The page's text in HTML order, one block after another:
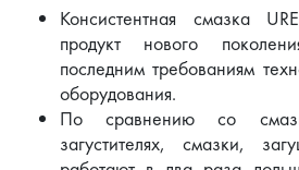
Консистентная смазка
продукт нового
последним требованиям
оборудования.
По сравнению со
загустителях, смазки,